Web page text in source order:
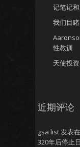
记笔记
我们目
性教训
天使投
近期评论
gsa list发表在
320年后停止